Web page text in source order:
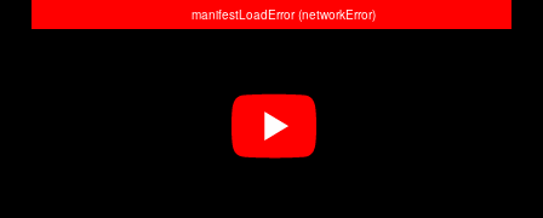
manifestLoadError (networkError)